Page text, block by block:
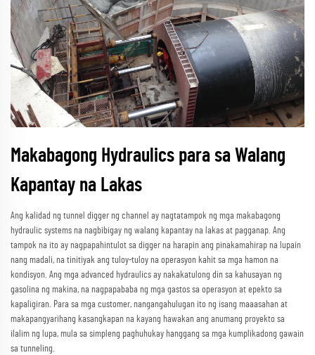
Makabagong Hydraulics para sa Walang
Kapantay na Lakas
Ang kalidad ng tunnel digger ng channel ay nagtatampok ng mga makabagong
hydraulic systems na nagbibigay ng walang kapantay na lakas at pagganap. Ang
tampok na ito ay nagpapahintulot sa digger na harapin ang pinakamahirap na lupain
nang madali, na tinitiyak ang tuloy-tuloy na operasyon kahit sa mga hamon na
kondisyon. Ang mga advanced hydraulics ay nakakatulong din sa kahusayan ng
gasolina ng makina, na nagpapababa ng mga gastos sa operasyon at epekto sa
kapaligiran. Para sa mga customer, nangangahulugan ito ng isang maaasahan at
makapangyarihang kasangkapan na kayang hawakan ang anumang proyekto sa
ilalim ng lupa, mula sa simpleng paghuhukay hanggang sa mga kumplikadong gawain
sa tunneling.